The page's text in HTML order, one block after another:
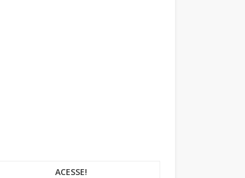
ACESSE!